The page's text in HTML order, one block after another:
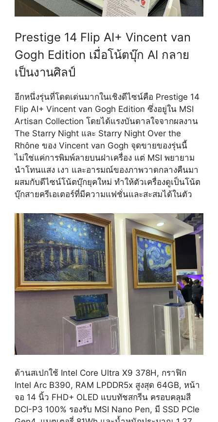
Prestige 14 Flip AI+ Vincent van
Gogh Edition เมื่อโน้ตบุ๊ก AI กลาย
เป็นงานศิลป์
อีกหนึ่งรุ่นที่โดดเด่นมากในเชิงดีไซน์คือ Prestige 14
Flip AI+ Vincent van Gogh Edition ซึ่งอยู่ใน MSI
Artisan Collection โดยได้แรงบันดาลใจจากผลงาน
The Starry Night และ Starry Night Over the
Rhône ของ Vincent van Gogh จุดขายของรุ่นนี้
ไม่ใช่แค่การพิมพ์ลายบนฝาเครื่อง แต่ MSI พยายาม
นำโทนแสง เงา และอารมณ์ของภาพวาดกลางคืนมา
ผสมกับดีไซน์โน้ตบุ๊กยุคใหม่ ทำให้ตัวเครื่องดูเป็นโน้ต
บุ๊กสายครีเอเตอร์ที่มีความแฟชั่นและสะสมได้ในตัว
ด้านสเปกใช้ Intel Core Ultra X9 378H, กราฟิก
Intel Arc B390, RAM LPDDR5x สูงสุด 64GB, หน้า
จอ 14 นิ้ว FHD+ OLED แบบทัชสกรีน ครอบคลุมสี
DCI-P3 100% รองรับ MSI Nano Pen, มี SSD PCIe